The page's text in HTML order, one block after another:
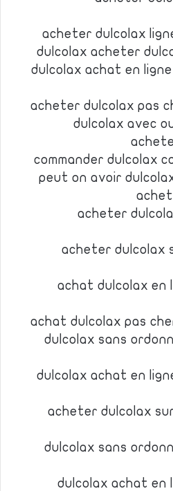
acheter dulcolax
dulcolax acheter
dulcolax achat en
acheter dulcolax pas
dulcolax avec
commander dulcolax
peut on avoir
acheter
acheter dulcolax
achat dulcolax en
achat dulcolax pas
dulcolax sans
dulcolax achat en
acheter dulcolax
dulcolax sans
dulcolax achat en